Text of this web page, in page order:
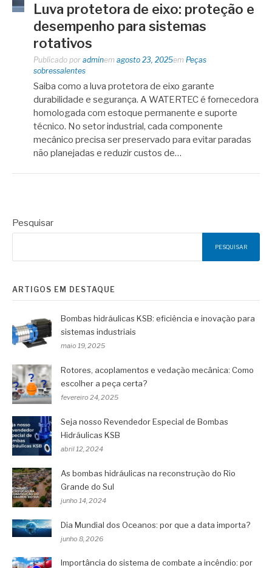
Luva protetora de eixo: proteção e
desempenho para sistemas
rotativos
Publicado por adminem agosto 23, 2025em Peças
sobressalentes
Saiba como a luva protetora de eixo garante
durabilidade e segurança. A WATERTEC é fornecedora
homologada com estoque permanente e suporte
técnico. No setor industrial, cada componente
mecânico precisa ser preservado para evitar paradas
não planejadas e reduzir custos de…
Pesquisar
PESQUISAR
ARTIGOS EM DESTAQUE
Bombas hidráulicas KSB: eficiência e inovação para
sistemas industriais
maio 19, 2025
Rotores, acoplamentos e vedação mecânica: Como
escolher a peça certa?
fevereiro 24, 2025
Seja nosso Revendedor Especial de Bombas
Hidráulicas KSB
abril 12, 2024
As bombas hidráulicas na reconstrução do Rio
Grande do Sul
junho 14, 2024
Dia Mundial dos Oceanos: por que a data importa?
junho 8, 2026
Importância do sistema de combate a incêndio: por